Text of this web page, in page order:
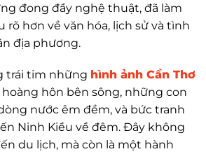
đong đầy nghệ thuật, đã làm
rõ hơn về văn hóa, lịch sử và tình
địa phương.
trái tim những hình ảnh Cần Thơ
hôn bên sông, những con
nước êm đềm, và bức tranh
Ninh Kiều về đêm. Đây không
du lịch, mà còn là một hành